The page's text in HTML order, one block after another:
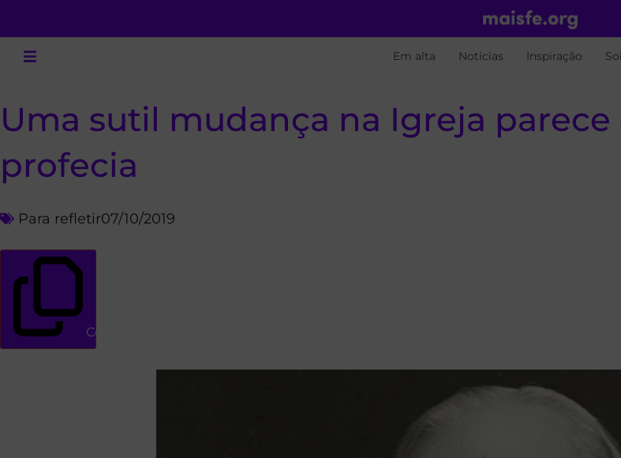
Em alta Notícias Inspiração
Uma sutil mudança na Igreja
profecia
Para refletir07/10/2019
Copiar link